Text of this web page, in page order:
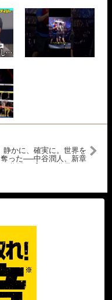
静かに、確実に。世界を
奪った──中谷潤人、新章